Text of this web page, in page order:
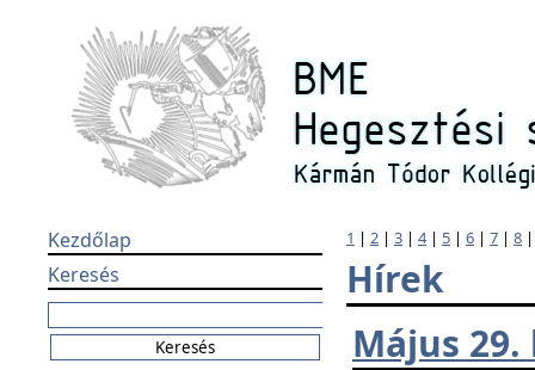
Kezdőlap
Keresés
1 | 2 | 3 | 4| 5 | 6 | 7 | 8
Hírek
Május